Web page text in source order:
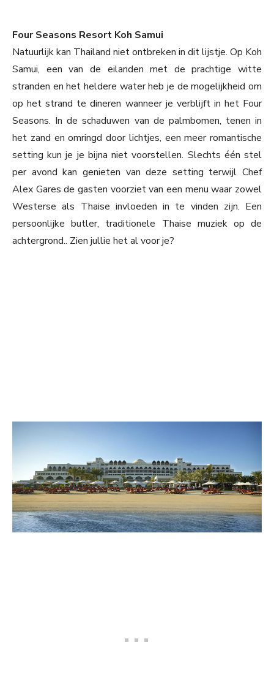
Four Seasons Resort Koh Samui
Natuurlijk kan Thailand niet ontbreken in dit lijstje. Op Koh
Samui, een van de eilanden met de prachtige witte
stranden en het heldere water heb je de mogelijkheid om
op het strand te dineren wanneer je verblijft in het Four
Seasons. In de schaduwen van de palmbomen, tenen in
het zand en omringd door lichtjes, een meer romantische
setting kun je je bijna niet voorstellen. Slechts één stel
per avond kan genieten van deze setting terwijl Chef
Alex Gares de gasten voorziet van een menu waar zowel
Westerse als Thaise invloeden in te vinden zijn. Een
persoonlijke butler, traditionele Thaise muziek op de
achtergrond.. Zien jullie het al voor je?